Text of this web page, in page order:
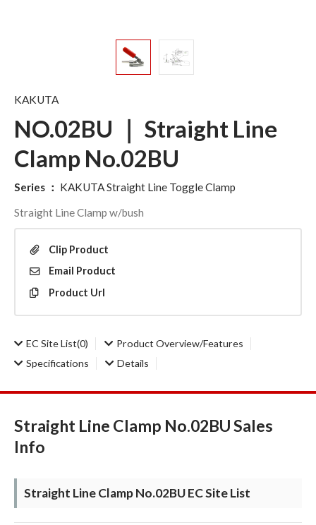
KAKUTA
NO.02BU ｜ Straight Line
Clamp No.02BU
Series ： KAKUTA Straight Line Toggle Clamp
Straight Line Clamp w/bush
Clip Product
Email Product
Product Url
EC Site List(0)
Product Overview/Features
Specifications
Details
Straight Line Clamp No.02BU Sales
Info
Straight Line Clamp No.02BU EC Site List